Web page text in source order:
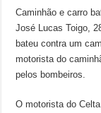
Caminhão e carro
José Lucas Toigo,
bateu contra um
motorista do
pelos bombeiros.
O motorista do